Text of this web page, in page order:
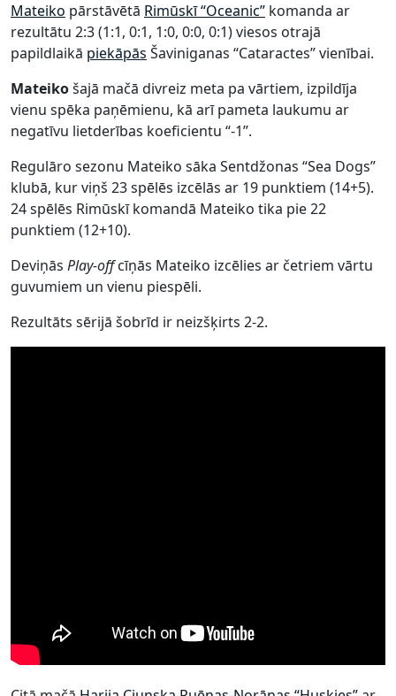
Mateiko pārstāvētā Rimūskī “Oceanic” komanda ar
rezultātu 2:3 (1:1, 0:1, 1:0, 0:0, 0:1) viesos otrajā
papildlaikā piekāpās Šaviniganas “Cataractes” vienībai.
Mateikošajā mačā divreiz meta pa vārtiem, izpildīja
vienu spēka paņēmienu, kā arī pameta laukumu ar
negatīvu lietderības koeficientu “-1”.
Regulāro sezonu Mateiko sāka Sentdžonas “Sea Dogs”
klubā, kur viņš 23 spēlēs izcēlās ar 19 punktiem (14+5).
24 spēlēs Rimūskī komandā Mateiko tika pie 22
punktiem (12+10).
Deviņās Play-offcīņās Mateiko izcēlies ar četriem vārtu
guvumiem un vienu piespēli.
Rezultāts sērijā šobrīd ir neizšķirts 2-2.